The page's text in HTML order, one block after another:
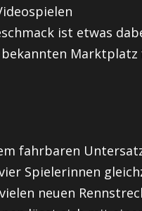
ist etwas
fahrbaren
Spielerinnen
neuen